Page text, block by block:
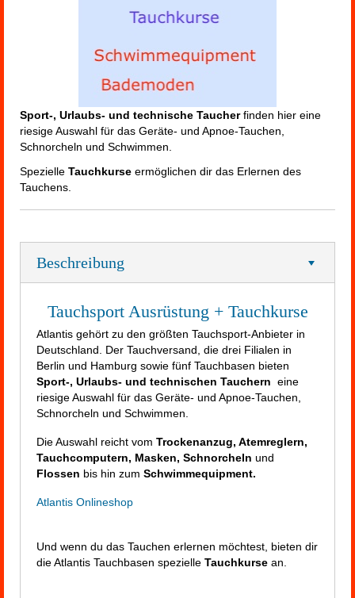
Sport-, Urlaubs- und technische Taucherfinden hier eine
riesige Auswahl für das Geräte- und Apnoe-Tauchen,
Schnorcheln und Schwimmen.
Spezielle Tauchkurse ermöglichen dir das Erlernen des
Tauchens.
Beschreibung
Tauchsport Ausrüstung + Tauchkurse
Atlantis gehört zu den größten Tauchsport-Anbieter in
Deutschland. Der Tauchversand, die drei Filialen in
Berlin und Hamburg sowie fünf Tauchbasen bieten
Sport-, Urlaubs- und technischen Tauchern eine
riesige Auswahl für das Geräte- und Apnoe-Tauchen,
Schnorcheln und Schwimmen.
Die Auswahl reicht vom Trockenanzug, Atemreglern,
Tauchcomputern, Masken, Schnorcheln und
Flossen bis hin zum Schwimmequipment.
Atlantis Onlineshop
Und wenn du das Tauchen erlernen möchtest, bieten dir
die Atlantis Tauchbasen spezielle Tauchkurse an.